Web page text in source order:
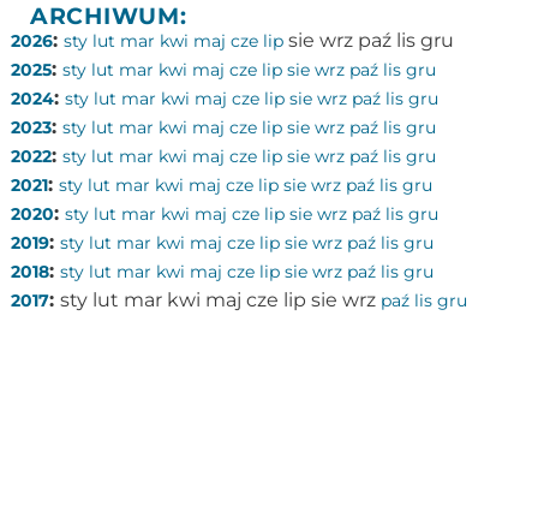
ARCHIWUM:
2026: sty lut mar kwi maj cze lip sie wrz paź lis gru
2025: sty lut mar kwi maj cze lip sie wrz paź lis gru
2024: sty lut mar kwi maj cze lip sie wrz paź lis gru
2023: sty lut mar kwi maj cze lip sie wrz paź lis gru
2022: sty lut mar kwi maj cze lip sie wrz paź lis gru
2021: sty lut mar kwi maj cze lip sie wrz paź lis gru
2020: sty lut mar kwi maj cze lip sie wrz paź lis gru
2019: sty lut mar kwi maj cze lip sie wrz paź lis gru
2018: sty lut mar kwi maj cze lip sie wrz paź lis gru
2017: sty lut mar kwi maj cze lip sie wrz paź lis gru